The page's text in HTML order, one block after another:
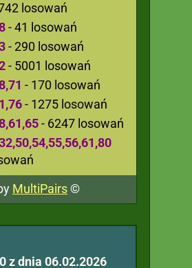
losowań
- 41 losowań
- 290 losowań
- 5001 losowań
- 170 losowań
- 1275 losowań
- 6247 losowań
MultiPairs©
z dnia 06.02.2026